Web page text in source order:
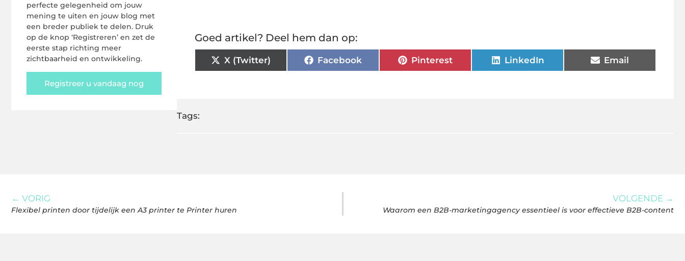
perfecte gelegenheid om jouw
mening te uiten en jouw blog met
een breder publiek te delen. Druk
op de knop ‘Registreren’ en zet de
eerste stap richting meer
zichtbaarheid en ontwikkeling.
Registreer u vandaag nog
Goed artikel? Deel hem dan op:
X (Twitter) Facebook Pinterest LinkedIn Email
Tags:
← VORIG
Flexibel printen door tijdelijk een A3 printer te Printer huren
VOLGENDE →
Waarom een B2B-marketingagency essentieel is voor effectieve B2B-content